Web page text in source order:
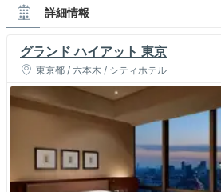
詳細情報
グランド ハイアット 東京
東京都 / 六本木 / シティホテル